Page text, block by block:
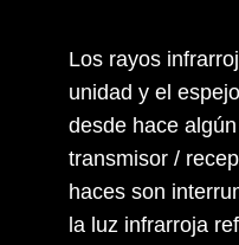
Los rayos
unidad y el
desde hace
transmisor /
haces son
la luz infrarroja